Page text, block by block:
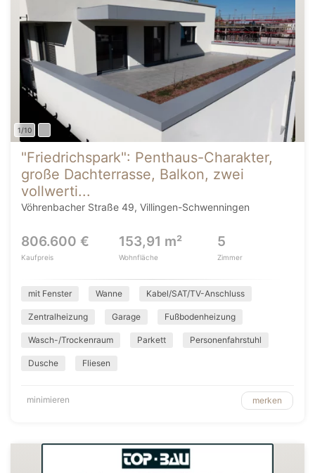
1/10
"Friedrichspark": Penthaus-Charakter,
große Dachterrasse, Balkon, zwei
vollwerti...
Vöhrenbacher Straße 49, Villingen-Schwenningen
806.600 €
Kaufpreis
153,91 m²
Wohnfläche
5
Zimmer
mit Fenster Wanne Kabel/SAT/TV-Anschluss
Zentralheizung Garage Fußbodenheizung
Wasch-/Trockenraum Parkett Personenfahrstuhl
Dusche Fliesen
minimieren merken